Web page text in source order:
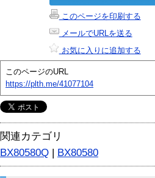
このページを印刷する
メールでURLを送る
お気に入りに追加する
このページのURL
https://plth.me/41077104
関連カテゴリ
BX80580Q | BX80580